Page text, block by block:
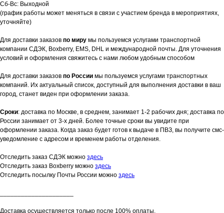
Сб-Вс: Выходной
(график работы может меняться в связи с участием бренда в мероприятиях,
уточняйте)
Для доставки заказов по миру мы пользуемся услугами транспортной
компании СДЭК, Boxberry, EMS, DHL и международной почты. Для уточнения
условий и оформления свяжитесь с нами любом удобным способом
Для доставки заказов по России мы пользуемся услугами транспортных
компаний. Их актуальный список, доступный для выполнения доставки в ваш
город, станет виден при оформлении заказа.
Сроки: доставка по Москве, в среднем, занимает 1-2 рабочих дня; доставка по
России занимает от 3-х дней. Более точные сроки вы увидите при
оформлении заказа. Когда заказ будет готов к выдаче в ПВЗ, вы получите смс-
уведомление с адресом и временем работы отделения.
Отследить заказ СДЭК можно здесь
Отследить заказ Boxberry можно здесь
Отследить посылку Почты России можно здесь
Доставка осуществляется только после 100% оплаты.